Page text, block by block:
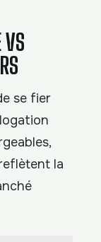
se fier
la